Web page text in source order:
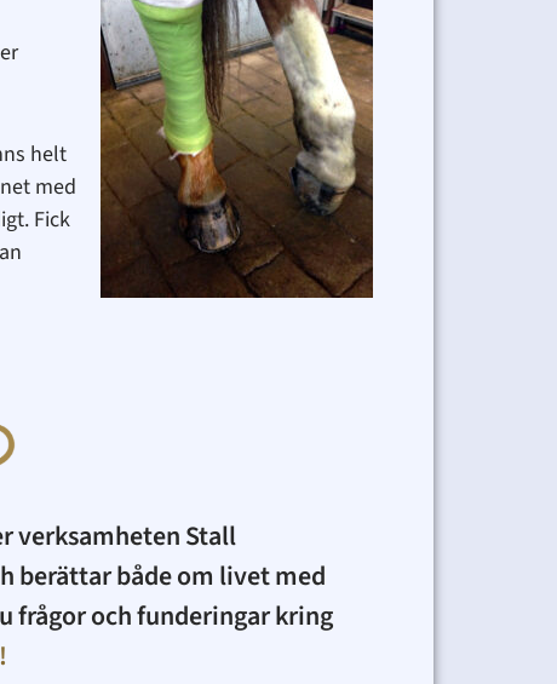
helt
med
Fick
verksamheten Stall
berättar både om livet med
frågor och funderingar kring